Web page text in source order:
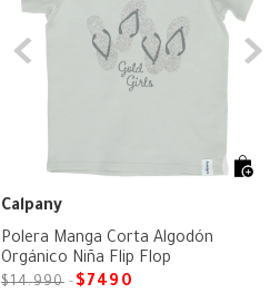
Calpany
Polera Manga Corta Algodón
Orgánico Niña Flip Flop
$14.990 $7490